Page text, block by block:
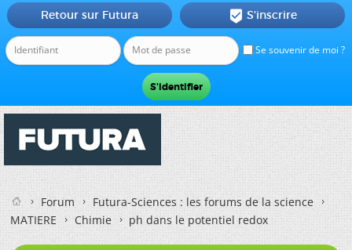
Se souvenir de moi ?
Retour sur Futura  S'inscrire
Forum
Futura-Sciences : les forums de la science
MATIERE
Chimie ph dans le potentiel redox